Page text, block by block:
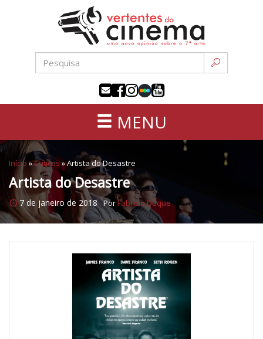
conteúdo
sétima
MENU
Início »Críticas »Artista do Desastre
Artista do Desastre
7 de janeiro de 2018 PorFabricio Duque